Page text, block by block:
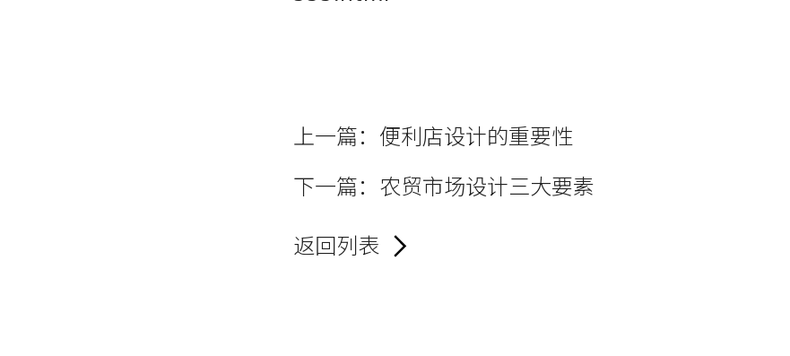
上一篇： 便利店设计的重要性
下一篇： 农贸市场设计三大要素
返回列表